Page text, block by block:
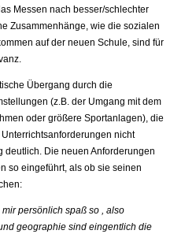
Messen nach besser/schlechter
Zusammenhänge, wie die sozialen
auf der neuen Schule, sind für
Übergang durch die
(z.B. der Umgang mit dem
oder größere Sportanlagen), die
nicht
deutlich. Die neuen Anforderungen
so eingeführt, als ob sie seinen
persönlich spaß so , also
geographie sind eingentlich die